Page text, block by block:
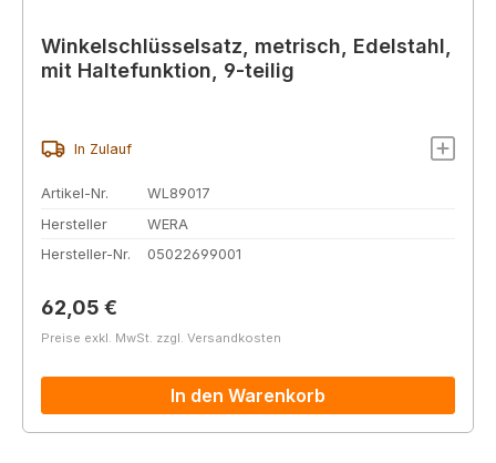
Winkelschlüsselsatz, metrisch, Edelstahl,
mit Haltefunktion, 9-teilig
In Zulauf
Artikel-Nr.
WL89017
Hersteller
WERA
Hersteller-Nr.
05022699001
Regulärer Preis:
62,05 €
Preise exkl. MwSt. zzgl. Versandkosten
In den Warenkorb